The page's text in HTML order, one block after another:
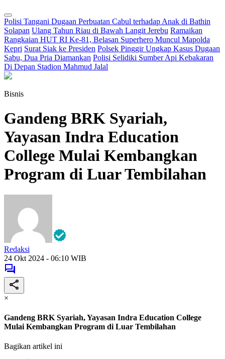
Polisi Tangani Dugaan Perbuatan Cabul terhadap Anak di Bathin
Solapan Ulang Tahun Riau di Bawah Langit Jerebu Ramaikan
Rangkaian HUT RI Ke-81, Belasan Superhero Muncul Mapolda
Kepri Surat Siak ke Presiden Polsek Pinggir Ungkap Kasus Dugaan
Sabu, Dua Pria Diamankan Polisi Selidiki Sumber Api Kebakaran
Di Depan Stadion Mahmud Jalal
Bisnis
Gandeng BRK Syariah,
Yayasan Indra Education
College Mulai Kembangkan
Program di Luar Tembilahan
Redaksi
24 Okt 2024 - 06:10 WIB
×
Gandeng BRK Syariah, Yayasan Indra Education College
Mulai Kembangkan Program di Luar Tembilahan
Bagikan artikel ini